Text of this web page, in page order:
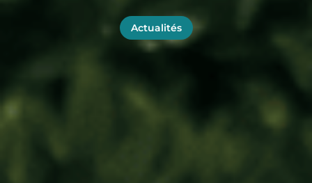
Actualités